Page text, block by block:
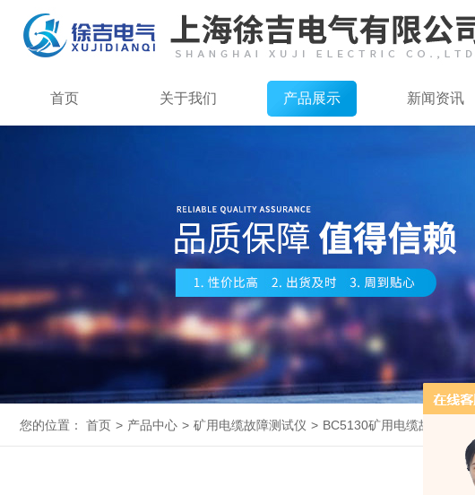
首页 关于我们 产品展示 新闻资讯
您的位置： 首页 > 产品中心 > 矿用电缆故障测试仪 > BC5130矿用电缆故障测试仪